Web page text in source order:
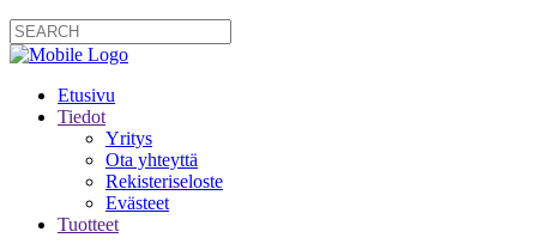
Etusivu
Tiedot
Yritys
Ota yhteyttä
Rekisteriseloste
Evästeet
Tuotteet